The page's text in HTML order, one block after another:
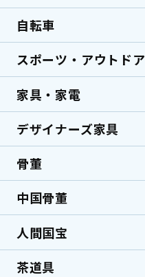
アコースティックギター
バイオリン
エフェクター
大工道具・電動工具
鉋・かんな
墨壷
小刀・切出
美容師用はさみ
測定器
コンプレッサー
ハンマードリル
草刈り機・刈払機
自転車
自転車
クロスバイク
電動アシスト自転車
マウンテンバイク
ピストバイク
スポーツ・アウトドア
スポーツ・アウトドア
弓道具
サーフボード
家具・家電
家具・家電
洗濯機
マッサージ機
エアコン
デザイナーズ家具
デザイナーズ家具
海外ブランド家具
デザイナーズ家具
ミッドセンチュリー家
具
骨董
中国骨董
人間国宝
茶道具